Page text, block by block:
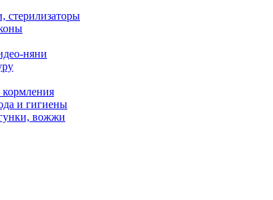
стерилизаторы
няни
кормления
и гигиены
вожжи